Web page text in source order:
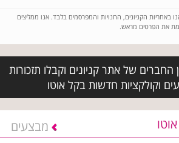
באחריות הקניונים, החנויות והמפרסמים בלבד. אנו ממליצים
את הפרטים מראש.
החברים של אתר קניונים וקבלו תזכורות
וקולקציות חדשות בקל אוטו
מבצעים